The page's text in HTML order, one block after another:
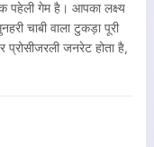
पहेली गेम है। आपका लक्ष्य
चाबी वाला टुकड़ा पूरी
जनरेट होता है,